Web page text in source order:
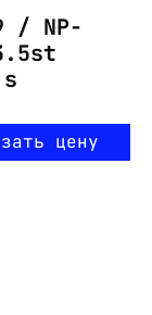
/ NP-
цену